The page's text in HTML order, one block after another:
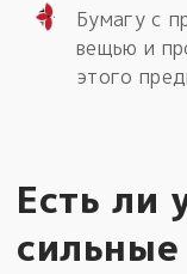
Бумагу с
вещью и
этого
Есть ли